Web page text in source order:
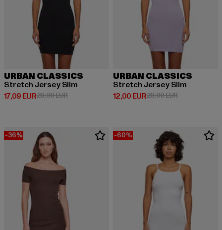
URBAN CLASSICS
Stretch Jersey Slim
17,09 EUR
Derzeitiger Preis: 17,09 EUR
29,99 EURAktionspreis: 29,99 EUR
URBAN CLASSICS
Stretch Jersey Slim
12,00 EUR
Derzeitiger Preis: 12,00 EUR
29,99 EURAktionspreis:
-36% -60%